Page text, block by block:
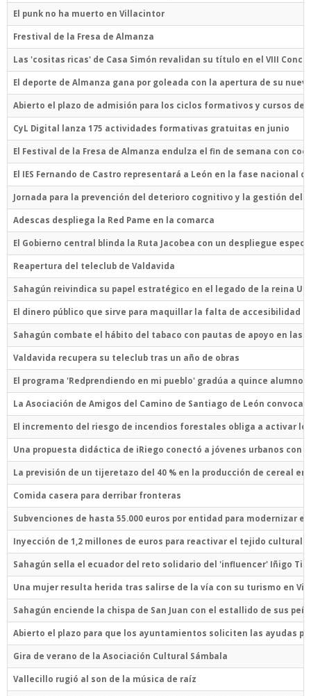
El punk no ha muerto en Villacintor
Frestival de la Fresa de Almanza
Las 'cositas ricas' de Casa Simón revalidan su título en el VIII
El deporte de Almanza gana por goleada con la apertura de su
Abierto el plazo de admisión para los ciclos formativos y cursos de
CyL Digital lanza 175 actividades formativas gratuitas en junio
El Festival de la Fresa de Almanza endulza el fin de semana con
El IES Fernando de Castro representará a León en la fase nacional
Jornada para la prevención del deterioro cognitivo y la gestión del
Adescas despliega la Red Pame en la comarca
El Gobierno central blinda la Ruta Jacobea con un despliegue
Reapertura del teleclub de Valdavida
Sahagún reivindica su papel estratégico en el legado de la reina
El dinero público que sirve para maquillar la falta de accesibilidad
Sahagún combate el hábito del tabaco con pautas de apoyo en las
Valdavida recupera su teleclub tras un año de obras
El programa 'Redprendiendo en mi pueblo' gradúa a quince alumnos
La Asociación de Amigos del Camino de Santiago de León
El incremento del riesgo de incendios forestales obliga a activar
Una propuesta didáctica de iRiego conectó a jóvenes urbanos con
La previsión de un tijeretazo del 40 % en la producción de cereal
Comida casera para derribar fronteras
Subvenciones de hasta 55.000 euros por entidad para modernizar
Inyección de 1,2 millones de euros para reactivar el tejido cultural
Sahagún sella el ecuador del reto solidario del 'influencer' Iñigo
Una mujer resulta herida tras salirse de la vía con su turismo en
Sahagún enciende la chispa de San Juan con el estallido de sus
Abierto el plazo para que los ayuntamientos soliciten las ayudas
Gira de verano de la Asociación Cultural Sámbala
Vallecillo rugió al son de la música de raíz